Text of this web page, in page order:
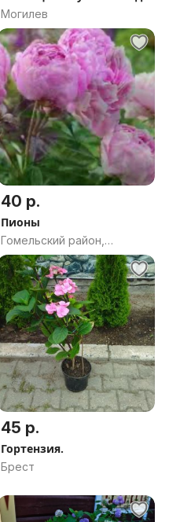
Могилев
40 р.
Пионы
Гомельский район,
Гомельская область
45 р.
Гортензия.
Брест